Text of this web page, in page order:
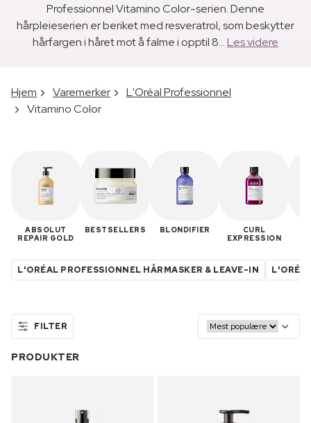
Professionnel Vitamino Color-serien. Denne
hårpleieserien er beriket med resveratrol, som beskytter
hårfargen i håret mot å falme i opptil 8...Les videre
Hjem Varemerker
L'Oréal Professionnel
Vitamino Color
ABSOLUT
REPAIR GOLD
BESTSELLERS BLONDIFIER
CURL
EXPRESSION
L'ORÉAL PROFESSIONNEL HÅRMASKER & LEAVE-IN
FILTER
PRODUKTER